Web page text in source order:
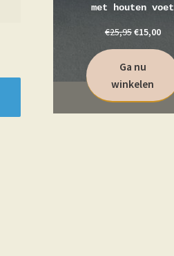
met houten voet
€25,95€15,00
Ga nu
winkelen